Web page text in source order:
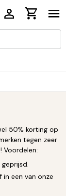
50% korting op
tegen zeer
Voordelen:
in een van onze